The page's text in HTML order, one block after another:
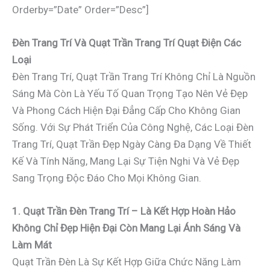
Orderby=”date” Order=”desc”]
Đèn Trang Trí Và Quạt Trần Trang Trí Quạt Điện Các
Loại
Đèn Trang Trí, Quạt Trần Trang Trí Không Chỉ Là Nguồn
Sáng Mà Còn Là Yếu Tố Quan Trọng Tạo Nên Vẻ Đẹp
Và Phong Cách Hiện Đại Đẳng Cấp Cho Không Gian
Sống. Với Sự Phát Triển Của Công Nghệ, Các Loại Đèn
Trang Trí, Quạt Trần Đẹp Ngày Càng Đa Dạng Về Thiết
Kế Và Tính Năng, Mang Lại Sự Tiện Nghi Và Vẻ Đẹp
Sang Trọng Độc Đáo Cho Mọi Không Gian.
1. Quạt Trần Đèn Trang Trí – Là Kết Hợp Hoàn Hảo
Không Chỉ Đẹp Hiện Đại Còn Mang Lại Ánh Sáng Và
Làm Mát
Quạt Trần Đèn Là Sự Kết Hợp Giữa Chức Năng Làm